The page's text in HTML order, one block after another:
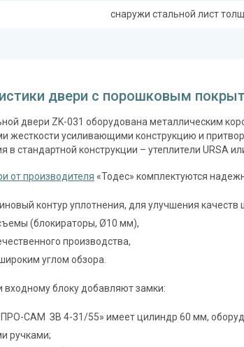
снаружи стальной лист
порошковое напыление
панель из МДФ 10 мм (цвет
Запирающие
сувальдный (сейфовый)
цилиндровый «ПРО-САМ ЗВ
⌀25 мм (2 шт.)
устройства блокираторы
двери с порошковым
двери ZK-031 оборудована металлическим
жесткости усиливающими конструкцию и
в стандартной конструкции – утеплители URSA
от производителя «Тодес» комплектуются
контур уплотнения, для улучшения качеств
(блокираторы, Ø10 мм),
производства,
углом обзора.
входному блоку добавляют замки:
САМ ЗВ 4-31/55» имеет цилиндр 60 мм,
ручками;